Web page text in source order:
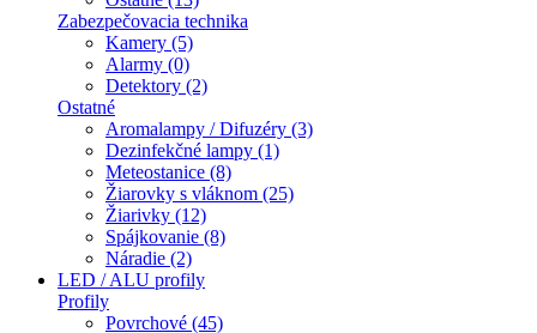
Zabezpečovacia technika
Kamery (5)
Alarmy (0)
Detektory (2)
Ostatné
Aromalampy / Difuzéry (3)
Dezinfekčné lampy (1)
Meteostanice (8)
Žiarovky s vláknom (25)
Žiarivky (12)
Spájkovanie (8)
Náradie (2)
LED / ALU profily
Profily
Povrchové (45)